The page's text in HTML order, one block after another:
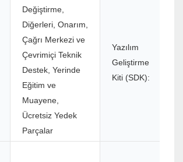
Değiştirme,
Diğerleri, Onarım,
Çağrı Merkezi ve
Çevrimiçi Teknik
Destek, Yerinde
Eğitim ve
Muayene,
Ücretsiz Yedek
Parçalar
Yazılım
Geliştirme
Kiti (SDK):